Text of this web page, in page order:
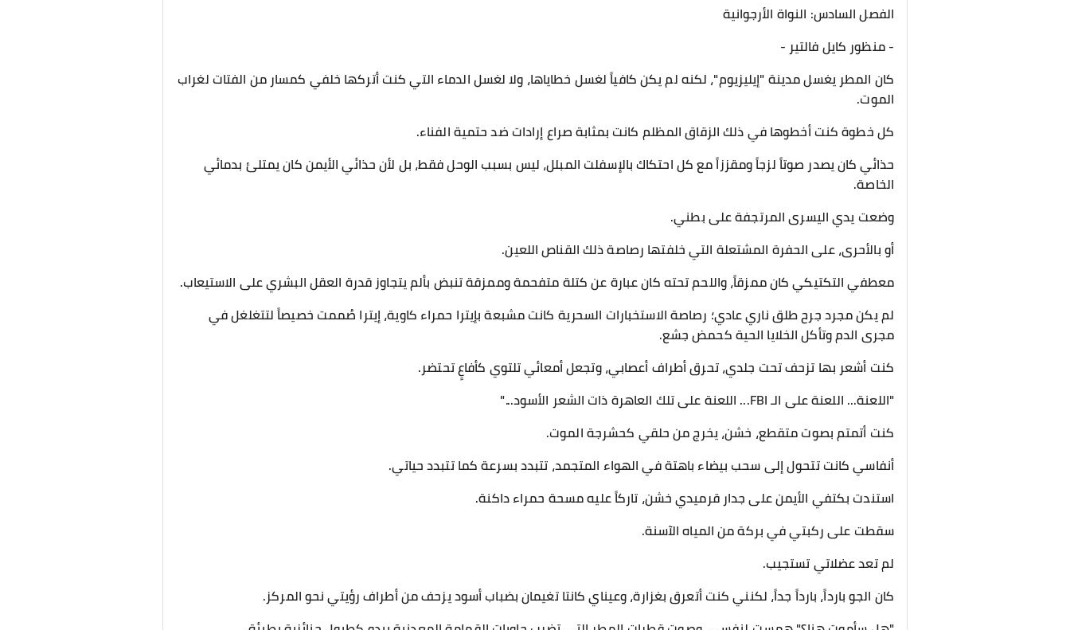
الفصل السادس: النواة الأرجوانية
- منظور كايل فالتير -
​كان المطر يغسل مدينة "إيليزيوم"، لكنه لم يكن كافياً لغسل خطاياها، ولا لغسل الدماء التي كنت أتركها خلفي كمسار من الفتات لغراب
الموت.
​كل خطوة كنت أخطوها في ذلك الزقاق المظلم كانت بمثابة صراع إرادات ضد حتمية الفناء.
حذائي كان يصدر صوتاً لزجاً ومقززاً مع كل احتكاك بالإسفلت المبلل، ليس بسبب الوحل فقط، بل لأن حذائي الأيمن كان يمتلئ بدمائي
الخاصة.
​وضعت يدي اليسرى المرتجفة على بطني.
أو بالأحرى، على الحفرة المشتعلة التي خلفتها رصاصة ذلك القناص اللعين.
معطفي التكتيكي كان ممزقاً، واللحم تحته كان عبارة عن كتلة متفحمة وممزقة تنبض بألم يتجاوز قدرة العقل البشري على الاستيعاب.
لم يكن مجرد جرح طلق ناري عادي؛ رصاصة الاستخبارات السحرية كانت مشبعة بإيترا حمراء كاوية، إيترا صُممت خصيصاً لتتغلغل في
مجرى الدم وتأكل الخلايا الحية كحمض جشع.
كنت أشعر بها تزحف تحت جلدي، تحرق أطراف أعصابي، وتجعل أمعائي تلتوي كأفاعٍ تحتضر.
​"اللعنة... اللعنة على الـ FBI... اللعنة على تلك العاهرة ذات الشعر الأسود..."
كنت أتمتم بصوت متقطع، خشن، يخرج من حلقي كحشرجة الموت.
أنفاسي كانت تتحول إلى سحب بيضاء باهتة في الهواء المتجمد، تتبدد بسرعة كما تتبدد حياتي.
​استندت بكتفي الأيمن على جدار قرميدي خشن، تاركاً عليه مسحة حمراء داكنة.
سقطت على ركبتي في بركة من المياه الآسنة.
لم تعد عضلاتي تستجيب.
كان الجو بارداً، بارداً جداً، لكنني كنت أتعرق بغزارة، وعيناي كانتا تغيمان بضباب أسود يزحف من أطراف رؤيتي نحو المركز.